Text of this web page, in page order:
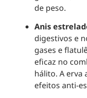
de peso.
Anis
digestivos e
gases e
eficaz no
hálito. A erva
efeitos anti-